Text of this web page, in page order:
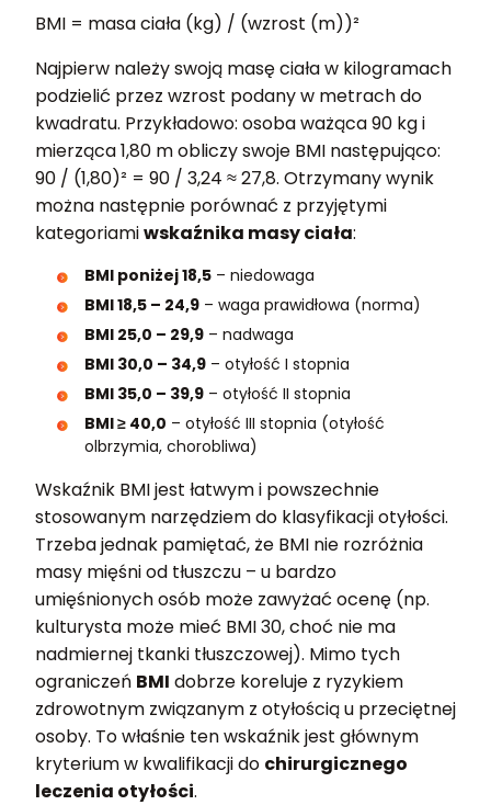
BMI = masa ciała (kg) / (wzrost (m))²
Najpierw należy swoją masę ciała w kilogramach
podzielić przez wzrost podany w metrach do
kwadratu. Przykładowo: osoba ważąca 90 kg i
mierząca 1,80 m obliczy swoje BMI następująco:
90 / (1,80)² = 90 / 3,24 ≈ 27,8. Otrzymany wynik
można następnie porównać z przyjętymi
kategoriamiwskaźnika masy ciała:
BMI poniżej 18,5 – niedowaga
BMI 18,5 – 24,9 – waga prawidłowa (norma)
BMI 25,0 – 29,9 – nadwaga
BMI 30,0 – 34,9 – otyłość I stopnia
BMI 35,0 – 39,9 – otyłość II stopnia
BMI ≥ 40,0 – otyłość III stopnia (otyłość
olbrzymia, chorobliwa)
Wskaźnik BMI jest łatwym i powszechnie
stosowanym narzędziem do klasyfikacji otyłości.
Trzeba jednak pamiętać, że BMI nie rozróżnia
masy mięśni od tłuszczu – u bardzo
umięśnionych osób może zawyżać ocenę (np.
kulturysta może mieć BMI 30, choć nie ma
nadmiernej tkanki tłuszczowej). Mimo tych
ograniczeń BMI dobrze koreluje z ryzykiem
zdrowotnym związanym z otyłością u przeciętnej
osoby. To właśnie ten wskaźnik jest głównym
kryterium w kwalifikacji do chirurgicznego
leczenia otyłości.